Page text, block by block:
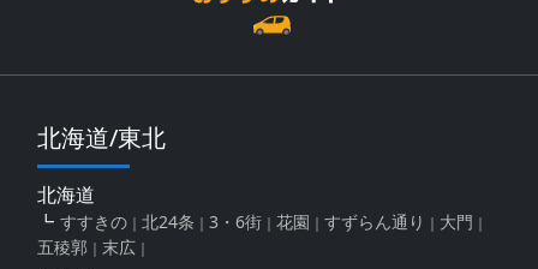
北海道/東北
北海道
すすきの 北24条 3・6街 花園 すずらん通り
大門
五稜郭
末広